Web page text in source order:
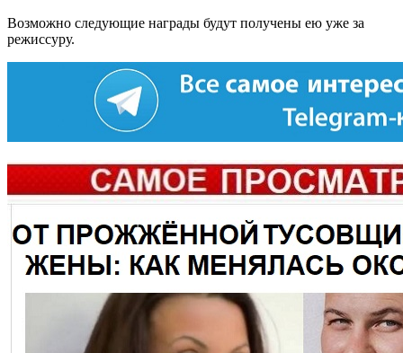
Возможно следующие награды будут получены ею уже за
режиссуру.